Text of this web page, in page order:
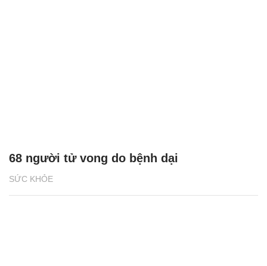
SỨC KHỎE
68 người tử vong do bệnh dại